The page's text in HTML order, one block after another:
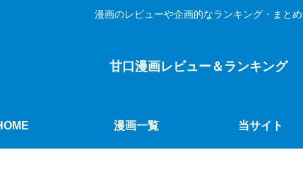
漫画のレビューや企画的なランキング・まとめ
甘口漫画レビュー＆ランキング
漫画一覧 当サイト